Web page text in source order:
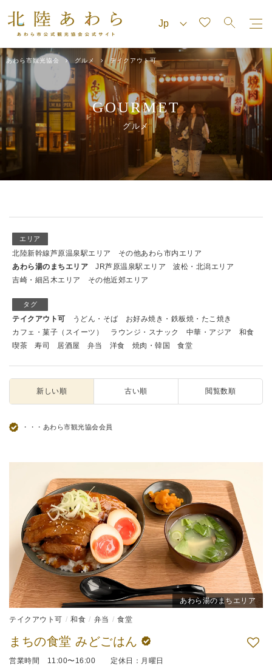
あわら市観光協会 グルメ テイクアウト可
GOURMET
グルメ
エリア
北陸新幹線芦原温泉駅エリア
その他あわら市内エリア
あわら湯のまちエリア
JR芦原温泉駅エリア
波松・北潟エリア
吉崎・細呂木エリア
その他近郊エリア
タグ
テイクアウト可 うどん・そば
お好み焼き・鉄板焼・たこ焼き
カフェ・菓子（スイーツ）
ラウンジ・スナック 中華・アジア
和食
喫茶
寿司 居酒屋 弁当 洋食 焼肉・韓国 食堂
新しい順 古い順 閲覧数順
・・・あわら市観光協会会員
あわら湯のまちエリア
テイクアウト可 和食 弁当 食堂
まちの食堂 みどごはん
営業時間 11:00〜16:00 定休日：月曜日